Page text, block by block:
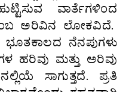
ವಾರ್ತೆಗಳಿಂದ
ಅರಿವಿನ ಲೋಕವಿದೆ.
ನೆನಪುಗಳು
ಹರಿವು ಮತ್ತು ಅರಿವು
ಸಾಗುತ್ತದೆ. ಪ್ರತಿ